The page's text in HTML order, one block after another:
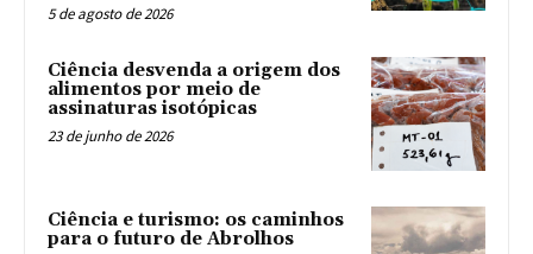
5 de agosto de 2026
Ciência desvenda a origem dos
alimentos por meio de
assinaturas isotópicas
23 de junho de 2026
Ciência e turismo: os caminhos
para o futuro de Abrolhos